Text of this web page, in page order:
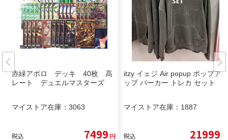
赤緑アポロ デッキ 40枚 高
レート デュエルマスターズ
マイストア在庫： 3063
税込 7499円
itzy イェジ Air popup ポップア
ップ パーカー トレカ セット
マイストア在庫： 1887
税込 21999